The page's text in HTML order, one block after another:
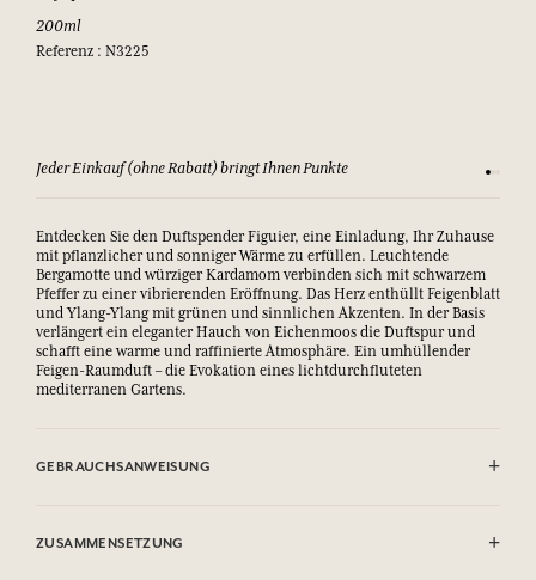
200ml
Referenz : N3225
Jeder Einkauf (ohne Rabatt) bringt Ihnen Punkte Sehen
Entdecken Sie den Duftspender Figuier, eine Einladung, Ihr Zuhause
mit pflanzlicher und sonniger Wärme zu erfüllen. Leuchtende
Bergamotte und würziger Kardamom verbinden sich mit schwarzem
Pfeffer zu einer vibrierenden Eröffnung. Das Herz enthüllt Feigenblatt
und Ylang-Ylang mit grünen und sinnlichen Akzenten. In der Basis
verlängert ein eleganter Hauch von Eichenmoos die Duftspur und
schafft eine warme und raffinierte Atmosphäre. Ein umhüllender
Feigen-Raumduft – die Evokation eines lichtdurchfluteten
mediterranen Gartens.
GEBRAUCHSANWEISUNG
eintauchen. Die Stäbchen werden das Parfum absorbieren und es
ZUSAMMENSETZUNG